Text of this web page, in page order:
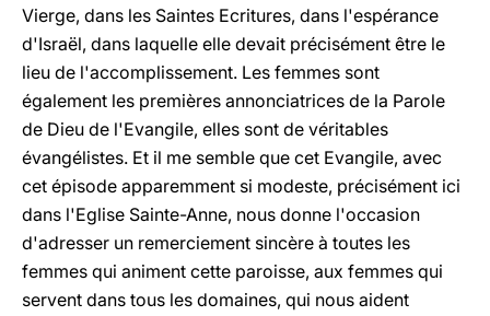
Vierge, dans les Saintes Ecritures, dans l'espérance
d'Israël, dans laquelle elle devait précisément être le
lieu de l'accomplissement. Les femmes sont
également les premières annonciatrices de la Parole
de Dieu de l'Evangile, elles sont de véritables
évangélistes. Et il me semble que cet Evangile, avec
cet épisode apparemment si modeste, précisément ici
dans l'Eglise Sainte-Anne, nous donne l'occasion
d'adresser un remerciement sincère à toutes les
femmes qui animent cette paroisse, aux femmes qui
servent dans tous les domaines, qui nous aident